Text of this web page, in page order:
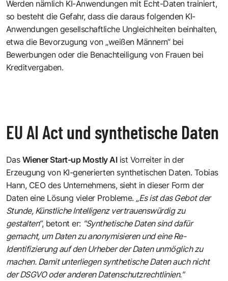
Werden nämlich KI-Anwendungen mit Echt-Daten trainiert,
so besteht die Gefahr, dass die daraus folgenden KI-
Anwendungen gesellschaftliche Ungleichheiten beinhalten,
etwa die Bevorzugung von „weißen Männern“ bei
Bewerbungen oder die Benachteiligung von Frauen bei
Kreditvergaben.
EU AI Act und synthetische Daten
Das Wiener Start-up Mostly AIist Vorreiter in der
Erzeugung von KI-generierten synthetischen Daten. Tobias
Hann, CEO des Unternehmens, sieht in dieser Form der
Daten eine Lösung vieler Probleme. „Es ist das Gebot der
Stunde, Künstliche Intelligenz vertrauenswürdig zu
gestalten“, betont er: "Synthetische Daten sind dafür
gemacht, um Daten zu anonymisieren und eine Re-
Identifizierung auf den Urheber der Daten unmöglich zu
machen. Damit unterliegen synthetische Daten auch nicht
der DSGVO oder anderen Datenschutzrechtlinien."